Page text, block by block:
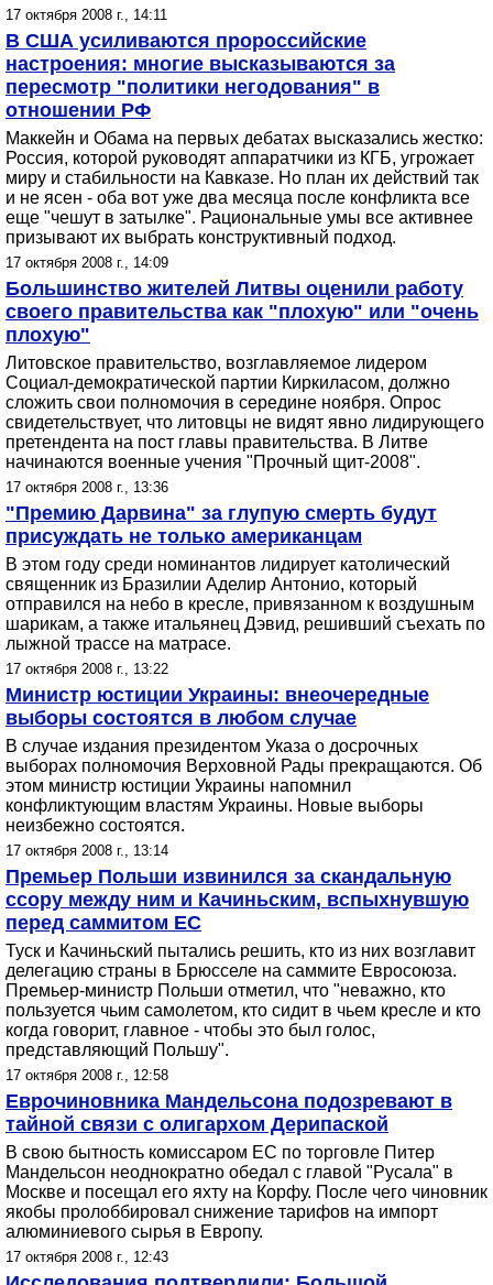
17 октября 2008 г., 14:11
В США усиливаются пророссийские
настроения: многие высказываются за
пересмотр "политики негодования" в
отношении РФ
Маккейн и Обама на первых дебатах высказались жестко:
Россия, которой руководят аппаратчики из КГБ, угрожает
миру и стабильности на Кавказе. Но план их действий так
и не ясен - оба вот уже два месяца после конфликта все
еще "чешут в затылке". Рациональные умы все активнее
призывают их выбрать конструктивный подход.
17 октября 2008 г., 14:09
Большинство жителей Литвы оценили работу
своего правительства как "плохую" или "очень
плохую"
Литовское правительство, возглавляемое лидером
Социал-демократической партии Киркиласом, должно
сложить свои полномочия в середине ноября. Опрос
свидетельствует, что литовцы не видят явно лидирующего
претендента на пост главы правительства. В Литве
начинаются военные учения "Прочный щит-2008".
17 октября 2008 г., 13:36
"Премию Дарвина" за глупую смерть будут
присуждать не только американцам
В этом году среди номинантов лидирует католический
священник из Бразилии Аделир Антонио, который
отправился на небо в кресле, привязанном к воздушным
шарикам, а также итальянец Дэвид, решивший съехать по
лыжной трассе на матрасе.
17 октября 2008 г., 13:22
Министр юстиции Украины: внеочередные
выборы состоятся в любом случае
В случае издания президентом Указа о досрочных
выборах полномочия Верховной Рады прекращаются. Об
этом министр юстиции Украины напомнил
конфликтующим властям Украины. Новые выборы
неизбежно состоятся.
17 октября 2008 г., 13:14
Премьер Польши извинился за скандальную
ссору между ним и Качиньским, вспыхнувшую
перед саммитом ЕС
Туск и Качиньский пытались решить, кто из них возглавит
делегацию страны в Брюсселе на саммите Евросоюза.
Премьер-министр Польши отметил, что "неважно, кто
пользуется чьим самолетом, кто сидит в чьем кресле и кто
когда говорит, главное - чтобы это был голос,
представляющий Польшу".
17 октября 2008 г., 12:58
Еврочиновника Мандельсона подозревают в
тайной связи с олигархом Дерипаской
В свою бытность комиссаром ЕС по торговле Питер
Мандельсон неоднократно обедал с главой "Русала" в
Москве и посещал его яхту на Корфу. После чего чиновник
якобы пролоббировал снижение тарифов на импорт
алюминиевого сырья в Европу.
17 октября 2008 г., 12:43